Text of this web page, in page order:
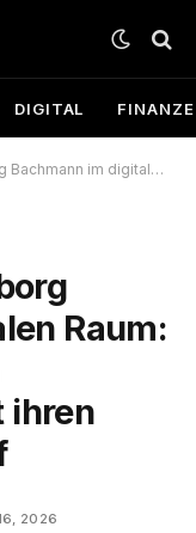
DIGITAL
(re)visited“ bereitet ihren Nachlass digital auf
Raum:
ihren
2026